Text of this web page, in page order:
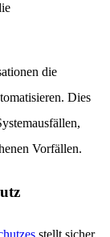
die
Dies
Vorfällen.
stellt sicher,